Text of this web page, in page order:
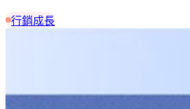
行銷成長